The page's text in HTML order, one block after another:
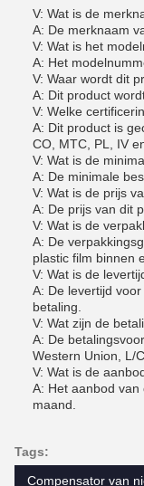
V: Wat is de
A: De merknaam
V: Wat is het
A: Het
V: Waar wordt dit
A: Dit product
V: Welke
A: Dit product is
CO, MTC, PL, IV
V: Wat is de
A: De minimale
V: Wat is de prijs
A: De prijs van dit
V: Wat is de
A: De
plastic film binnen
V: Wat is de
A: De levertijd
betaling.
V: Wat zijn de
A: De
Western Union, L/
V: Wat is de
A: Het aanbod
maand.
Tags:
Compensator van